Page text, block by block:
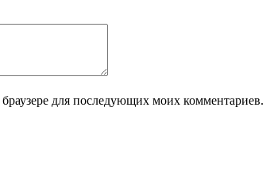
для последующих моих комментариев.